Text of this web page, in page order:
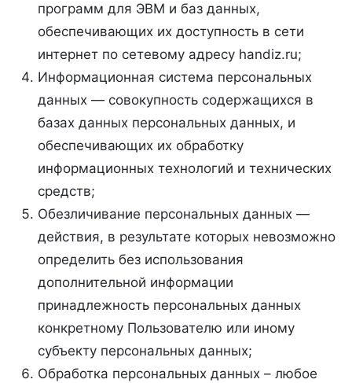
программ для ЭВМ и баз данных,
обеспечивающих их доступность в сети
интернет по сетевому адресу handiz.ru;
Информационная система персональных
данных — совокупность содержащихся в
базах данных персональных данных, и
обеспечивающих их обработку
информационных технологий и технических
средств;
Обезличивание персональных данных —
действия, в результате которых невозможно
определить без использования
дополнительной информации
принадлежность персональных данных
конкретному Пользователю или иному
субъекту персональных данных;
Обработка персональных данных – любое